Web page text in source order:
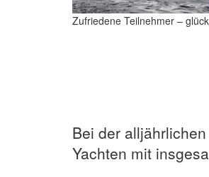
Zufriedene Teilnehmer –
Bei der
Yachten mit